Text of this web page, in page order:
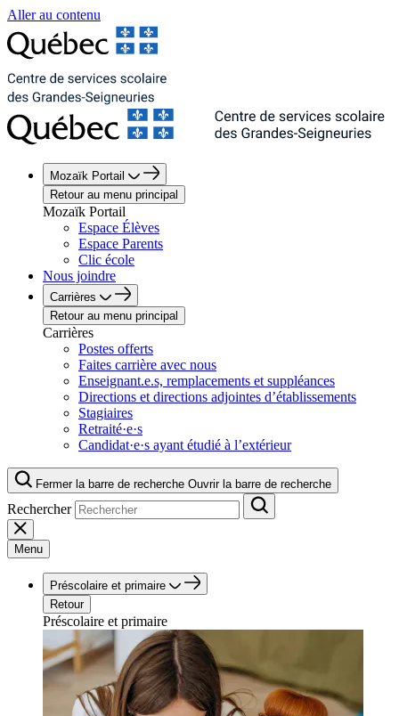
Aller au contenu
Mozaïk Portail
Retour au menu principal
Mozaïk Portail
Espace Élèves
Espace Parents
Clic école
Nous joindre
Carrières
Retour au menu principal
Carrières
Postes offerts
Faites carrière avec nous
Enseignant.e.s, remplacements et suppléances
Directions et directions adjointes d’établissements
Stagiaires
Retraité·e·s
Candidat·e·s ayant étudié à l’extérieur
Fermer la barre de recherche Ouvrir la barre de recherche
Rechercher
Menu
Préscolaire et primaire
Retour
Préscolaire et primaire